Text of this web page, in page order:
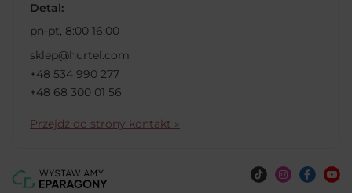
Detal:
pn-pt, 8:00 16:00
sklep@hurtel.com
+48 534 990 277
+48 68 300 01 56
Przejdź do strony kontakt »